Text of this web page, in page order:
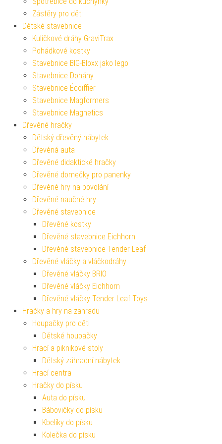
Zástěry pro děti
Dětské stavebnice
Kuličkové dráhy GraviTrax
Pohádkové kostky
Stavebnice BIG-Bloxx jako lego
Stavebnice Dohány
Stavebnice Écoiffier
Stavebnice Magformers
Stavebnice Magnetics
Dřevěné hračky
Dětský dřevěný nábytek
Dřevěná auta
Dřevěné didaktické hračky
Dřevěné domečky pro panenky
Dřevěné hry na povolání
Dřevěné naučné hry
Dřevěné stavebnice
Dřevěné kostky
Dřevěné stavebnice Eichhorn
Dřevěné stavebnice Tender Leaf
Dřevěné vláčky a vláčkodráhy
Dřevěné vláčky BRIO
Dřevěné vláčky Eichhorn
Dřevěné vláčky Tender Leaf Toys
Hračky a hry na zahradu
Houpačky pro děti
Dětské houpačky
Hrací a piknikové stoly
Dětský záhradní nábytek
Hrací centra
Hračky do písku
Auta do písku
Bábovičky do písku
Kbelíky do písku
Kolečka do písku